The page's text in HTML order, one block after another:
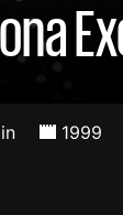
1999